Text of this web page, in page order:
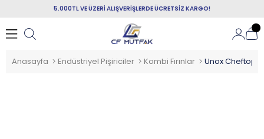
5.000TL VE ÜZERİ ALIŞVERİŞLERDE ÜCRETSİZ KARGO!
Anasayfa Endüstriyel Pişiriciler Kombi Fırınlar